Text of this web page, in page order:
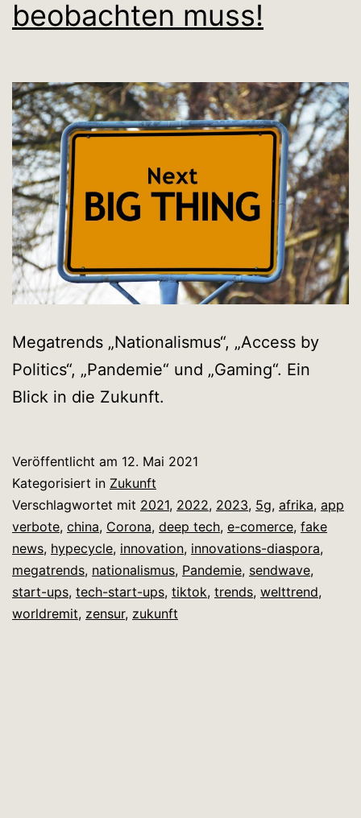
beobachten muss!
Megatrends „Nationalismus“, „Access by
Politics“, „Pandemie“ und „Gaming“. Ein
Blick in die Zukunft.
Veröffentlicht am 12. Mai 2021
Kategorisiert in Zukunft
Verschlagwortet mit 2021, 2022, 2023, 5g, afrika, app
verbote, china, Corona, deep tech, e-comerce, fake
news, hypecycle, innovation, innovations-diaspora,
megatrends, nationalismus, Pandemie, sendwave,
start-ups, tech-start-ups, tiktok, trends, welttrend,
worldremit, zensur, zukunft